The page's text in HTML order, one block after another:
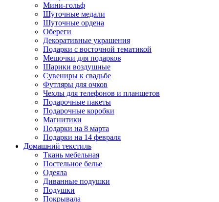
Мини-гольф
Шуточные медали
Шуточные ордена
Обереги
Декоративные украшения
Подарки с восточной тематикой
Мешочки для подарков
Шарики воздушные
Сувениры к свадьбе
Футляры для очков
Чехлы для телефонов и планшетов
Подарочные пакеты
Подарочные коробки
Магнитики
Подарки на 8 марта
Подарки на 14 февраля
Домашний текстиль
Ткань мебельная
Постельное белье
Одеяла
Диванные подушки
Подушки
Покрывала